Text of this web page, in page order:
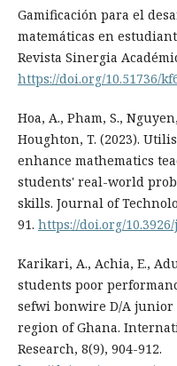
Gamificación para el
matemáticas en
Revista Sinergia
https://doi.org/10.51736/
Hoa, A., Pham, S.,
Houghton, T. (2023).
enhance mathematics
students' real-world
skills. Journal of
91. https://doi.org/10.3926/
Karikari, A., Achia, E.,
students poor
sefwi bonwire D/A
region of Ghana.
Research, 8(9), 904-912.